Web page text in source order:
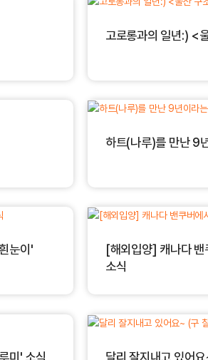
고로롱과의 일년:) <
하트(나루)를 만난 9
눈이'
[해외입양] 캐나다
소식